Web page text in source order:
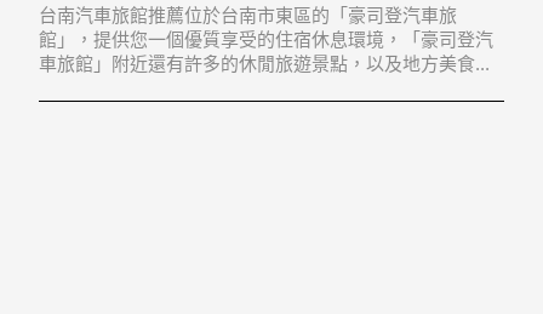
台南汽車旅館推薦位於台南市東區的「豪司登汽車旅
館」，提供您一個優質享受的住宿休息環境，「豪司登汽
車旅館」附近還有許多的休閒旅遊景點，以及地方美食...